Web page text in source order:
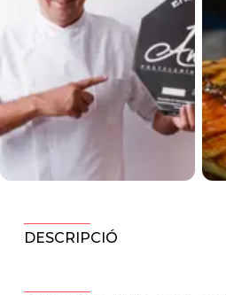
DESCRIPCIÓ